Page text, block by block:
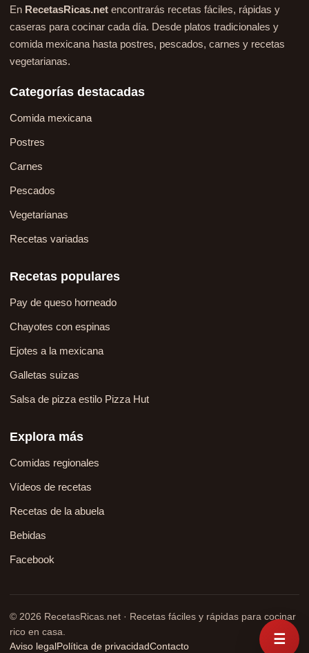
☰
En RecetasRicas.net encontrarás recetas fáciles, rápidas y
caseras para cocinar cada día. Desde platos tradicionales y
comida mexicana hasta postres, pescados, carnes y recetas
vegetarianas.
Categorías destacadas
Comida mexicana
Postres
Carnes
Pescados
Vegetarianas
Recetas variadas
Recetas populares
Pay de queso horneado
Chayotes con espinas
Ejotes a la mexicana
Galletas suizas
Salsa de pizza estilo Pizza Hut
Explora más
Comidas regionales
Vídeos de recetas
Recetas de la abuela
Bebidas
Facebook
© 2026 RecetasRicas.net · Recetas fáciles y rápidas para cocinar
rico en casa.
Aviso legalPolítica de privacidadContacto